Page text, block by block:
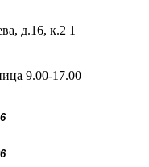
д.16, к.2 1
9.00-17.00